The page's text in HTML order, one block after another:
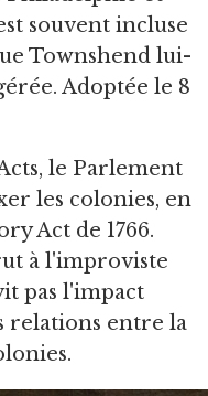
souvent incluse
Townshend lui-
Adoptée le 8
le Parlement
les colonies, en
Act de 1766.
à l'improviste
pas l'impact
relations entre la